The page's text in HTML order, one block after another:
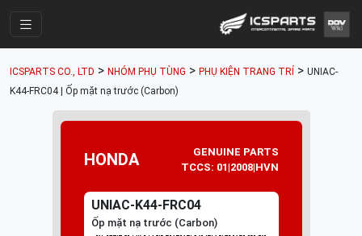
Cửa Hàng
Parts Catalogue
Mã Phụ Tùng
Tài khoản
ICSPARTS CO., LTD > NHÓM PHỤ TÙNG > PHỤ KIỆN TRANG TRÍ > UNIAC-
K44-FRC04 | Ốp mặt nạ trước (Carbon)
HONDA
GENUINE PARTS
TCCS: 01|2008|HVN
UNIAC-K44-FRC04
Ốp mặt nạ trước (Carbon)